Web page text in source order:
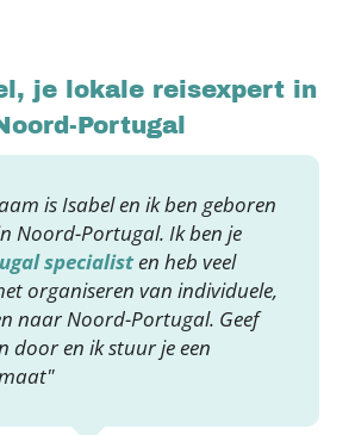
je lokale reisexpert in
Portugal
is Isabel en ik ben geboren
Noord-Portugal. Ik ben je
specialisten heb veel
organiseren van individuele,
naar Noord-Portugal. Geef
door en ik stuur je een